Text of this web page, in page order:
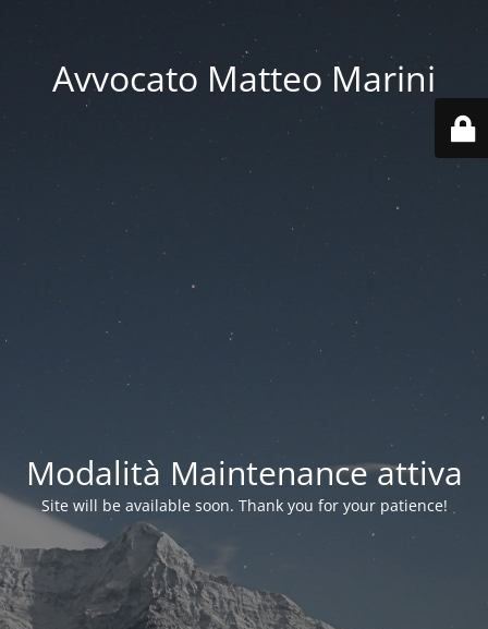
Avvocato Matteo Marini
Modalità Maintenance attiva
Site will be available soon. Thank you for your patience!